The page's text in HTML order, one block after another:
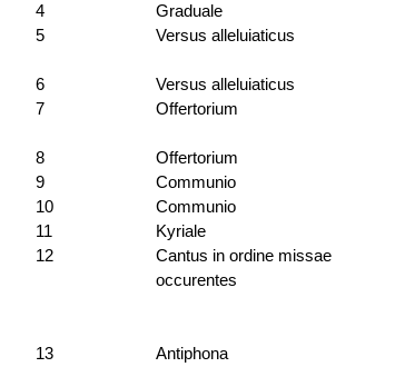
4
Graduale
5
Versus alleluiaticus
6
Versus alleluiaticus
7
Offertorium
8
Offertorium
9
Communio
10
Communio
11
Kyriale
12
Cantus in ordine missae
occurentes
13
Antiphona